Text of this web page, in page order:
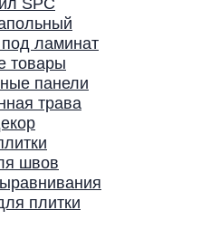
ламинат
товары
панели
трава
швов
плитки